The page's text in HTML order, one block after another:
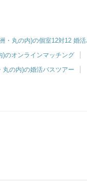
・丸の内)の個室12対12 婚
)のオンラインマッチング
丸の内)の婚活バスツアー